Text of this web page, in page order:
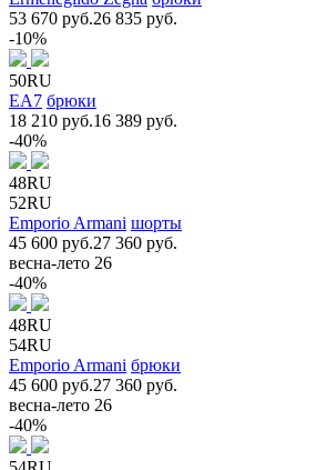
53 670 руб.26 835 руб.
-10%
50RU
EA7 брюки
18 210 руб.16 389 руб.
-40%
48RU
52RU
Emporio Armani шорты
45 600 руб.27 360 руб.
весна-лето 26
-40%
48RU
54RU
Emporio Armani брюки
45 600 руб.27 360 руб.
весна-лето 26
-40%